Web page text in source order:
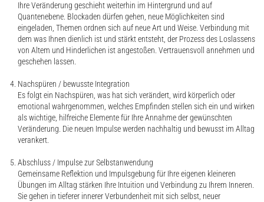
Ihre Veränderung geschieht weiterhin im Hintergrund und auf
Quantenebene. Blockaden dürfen gehen, neue Möglichkeiten sind
eingeladen, Themen ordnen sich auf neue Art und Weise. Verbindung mit
dem was Ihnen dienlich ist und stärkt entsteht, der Prozess des Loslassens
von Altem und Hinderlichen ist angestoßen. Vertrauensvoll annehmen und
geschehen lassen.
Nachspüren / bewusste Integration
Es folgt ein Nachspüren, was hat sich verändert, wird körperlich oder
emotional wahrgenommen, welches Empfinden stellen sich ein und wirken
als wichtige, hilfreiche Elemente für Ihre Annahme der gewünschten
Veränderung. Die neuen Impulse werden nachhaltig und bewusst im Alltag
verankert.
Abschluss / Impulse zur Selbstanwendung
Gemeinsame Reflektion und Impulsgebung für Ihre eigenen kleineren
Übungen im Alltag stärken Ihre Intuition und Verbindung zu Ihrem Inneren.
Sie gehen in tieferer innerer Verbundenheit mit sich selbst, neuer